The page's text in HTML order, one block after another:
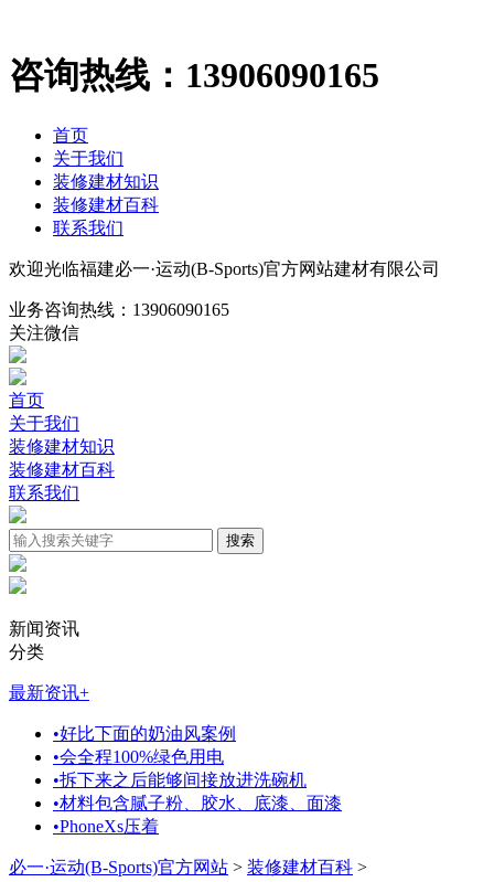
咨询热线： 13906090165
首页
关于我们
装修建材知识
装修建材百科
联系我们
欢迎光临福建必一·运动(B-Sports)官方网站建材有限公司
业务咨询热线： 13906090165
关注微信
首页
关于我们
装修建材知识
装修建材百科
联系我们
新闻资讯
分类
最新资讯+
•好比下面的奶油风案例
•会全程100%绿色用电
•拆下来之后能够间接放进洗碗机
•材料包含腻子粉、胶水、底漆、面漆
•PhoneXs压着
必一·运动(B-Sports)官方网站 > 装修建材百科 >